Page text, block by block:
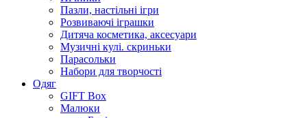
Пазли, настільні ігри
Розвиваючі іграшки
Дитяча косметика, аксесуари
Музичні кулі. скриньки
Парасольки
Набори для творчості
Одяг
GIFT Box
Малюки